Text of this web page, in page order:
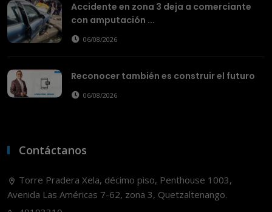
Accidente en zona 3 deja a comerciante
con amputación ...
06/08/2026
Reconocer también es construir el futuro
06/08/2026
Contáctanos
Torre Pradera Xela, décimo piso, Penthouse 1003,
Avenida Las Américas 7-62, zona 3, Quetzaltenango.